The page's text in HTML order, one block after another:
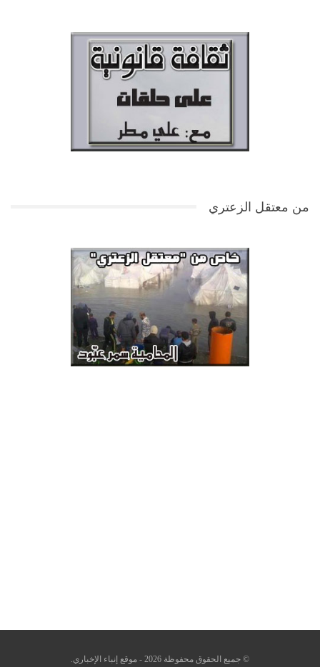
من معتقل الزعتري
© جميع الحقوق محفوظة 2026 - موقع إنباء الإخباري.